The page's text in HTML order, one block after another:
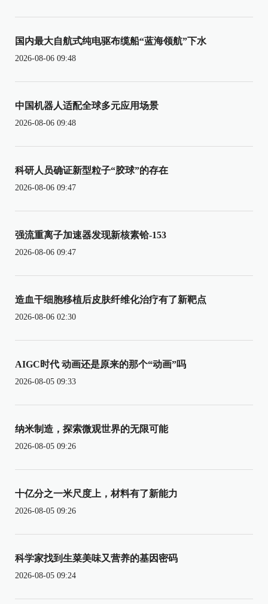
国内最大自航式纯电驱布缆船“蓝海领航”下水
2026-08-06 09:48
中国机器人适配全球多元应用场景
2026-08-06 09:48
科研人员确证新型粒子“胶球”的存在
2026-08-06 09:47
强流重离子加速器发现新核素铪-153
2026-08-06 09:47
造血干细胞移植后皮肤纤维化治疗有了新靶点
2026-08-06 02:30
AIGC时代 动画还是原来的那个“动画”吗
2026-08-05 09:33
纳米制造，探索微观世界的无限可能
2026-08-05 09:26
十亿分之一米尺度上，材料有了新能力
2026-08-05 09:26
科学家找到生菜美味又营养的基因密码
2026-08-05 09:24